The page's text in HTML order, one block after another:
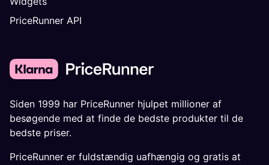
PriceRunner API
Siden 1999 har PriceRunner hjulpet millioner af
besøgende med at finde de bedste produkter til de
bedste priser.
PriceRunner er fuldstændig uafhængig og gratis at